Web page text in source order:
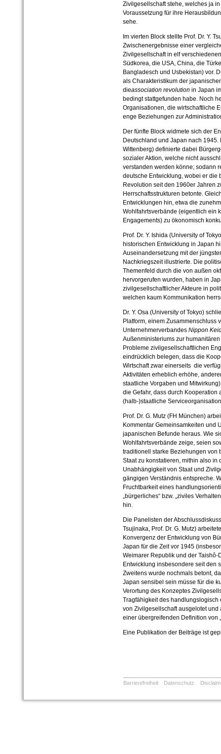
Zivilgesellschaft stehe, welches ja
Voraussetzung für ihre
sehe.
Im vierten Block stellte Prof. Dr. Y.
Zwischenergebnisse einer
Zivilgesellschaft in elf
Südkorea, die USA, China, die
Bangladesch und Usbekistan) vor.
als Charakteristikum der
dieassociation revolution in Japan
bedingt stattgefunden habe. Noch
Organisationen, die wirtschaftliche
enge Beziehungen zur
Der fünfte Block widmete sich der
Deutschland und Japan nach 1945.
Wittenberg) definierte dabei
sozialer Aktion, welche nicht
verstanden werden könne; sodann
deutsche Entwicklung, wobei er
Revolution seit den 1960er Jahren
Herrschaftsstrukturen betonte.
Entwicklungen hin, etwa die
Wohlfahrtsverbände (eigentlich ein
Engagements) zu ökonomisch
Prof. Dr. Y. Ishida (University of
historischen Entwicklung in Japan
Auseinandersetzung mit der
Nachkriegszeit illustrierte. Die
Themenfeld durch die von außen
hervorgerufen wurden, haben in
zivilgesellschaftlicher Akteure in
welchen kaum Kommunikation
Dr. Y. Osa (University of Tokyo)
Platform, einem Zusammenschluss
Unternehmerverbandes Nippon
Außenministeriums zur
Probleme zivilgesellschaftlichen
eindrücklich belegen, dass die
Wirtschaft zwar einerseits die
Aktivitäten erheblich erhöhe,
staatliche Vorgaben und
die Gefahr, dass durch
(halb-)staatliche
Prof. Dr. G. Mutz (FH München)
Kommentar Gemeinsamkeiten und
japanischen Befunde heraus. Wie
Wohlfahrtsverbände zeige, seien
traditionell starke Beziehungen von
Staat zu konstatieren, mithin also
Unabhängigkeit von Staat und
gängigen Verständnis entspreche.
Fruchtbarkeit eines
„bürgerliches“ bzw. „ziviles
hin.
Die Panelisten der
Tsujinaka, Prof. Dr. G. Mutz)
Konvergenz der Entwicklung von
Japan für die Zeit vor 1945
Weimarer Republik und der
Entwicklung insbesondere seit den
Zweitens wurde nochmals betont,
Japan sensibel sein müsse für die
Verortung des Konzeptes
Tragfähigkeit des
von Zivilgesellschaft ausgelotet
einer übergreifenden Definition von
Eine Publikation der Beiträge ist
Barrierefreiheit Datenschutz